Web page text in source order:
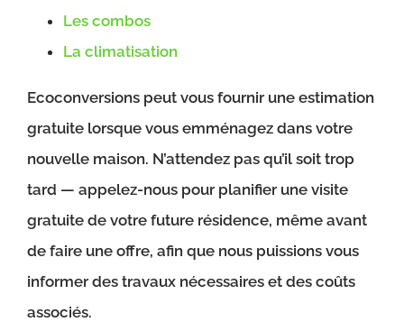
Les combos
La climatisation
Ecoconversions peut vous fournir une estimation
gratuite lorsque vous emménagez dans votre
nouvelle maison. N’attendez pas qu’il soit trop
tard — appelez-nous pour planifier une visite
gratuite de votre future résidence, même avant
de faire une offre, afin que nous puissions vous
informer des travaux nécessaires et des coûts
associés.